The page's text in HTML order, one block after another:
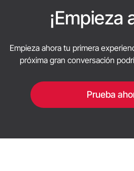
¡Empieza
Empieza ahora tu primera
próxima gran conversación
Prueba